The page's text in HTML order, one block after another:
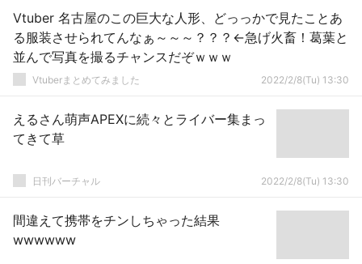
Vtuber 名古屋のこの巨大な人形、どっっかで見たことあ
る服装させられてんなぁ～～～？？？←急げ火畜！葛葉と
並んで写真を撮るチャンスだぞｗｗｗ
Vtuberまとめてみました 2022/2/8(Tu) 13:30
えるさん萌声APEXに続々とライバー集まっ
てきて草
日刊バーチャル 2022/2/8(Tu) 13:30
間違えて携帯をチンしちゃった結果
wwwwww